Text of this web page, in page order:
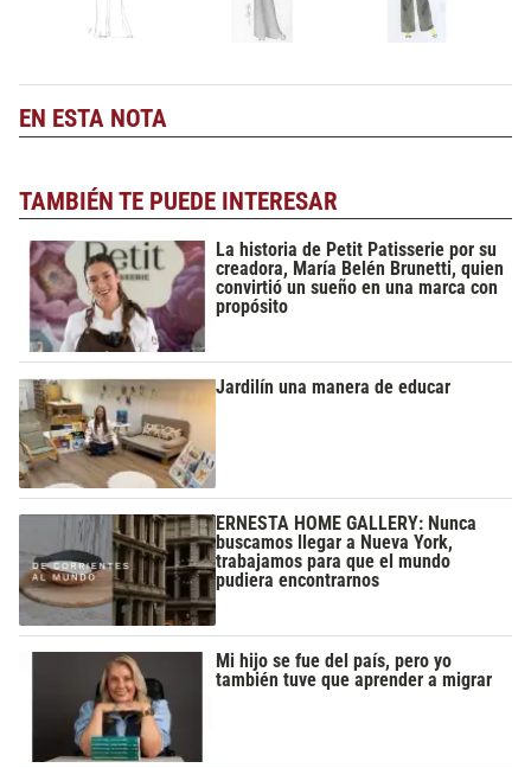
EN ESTA NOTA
TAMBIÉN TE PUEDE INTERESAR
La historia de Petit Patisserie por su
creadora, María Belén Brunetti, quien
convirtió un sueño en una marca con
propósito
Jardilín una manera de educar
ERNESTA HOME GALLERY: Nunca
buscamos llegar a Nueva York,
trabajamos para que el mundo
pudiera encontrarnos
Mi hijo se fue del país, pero yo
también tuve que aprender a migrar